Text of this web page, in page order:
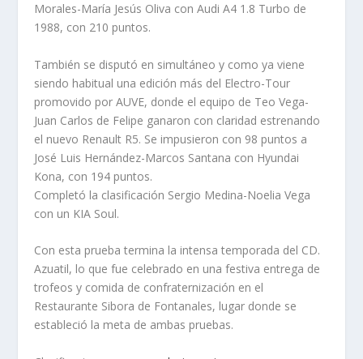
Morales-María Jesús Oliva con Audi A4 1.8 Turbo de
1988, con 210 puntos.
También se disputó en simultáneo y como ya viene
siendo habitual una edición más del Electro-Tour
promovido por AUVE, donde el equipo de Teo Vega-
Juan Carlos de Felipe ganaron con claridad estrenando
el nuevo Renault R5. Se impusieron con 98 puntos a
José Luis Hernández-Marcos Santana con Hyundai
Kona, con 194 puntos.
Completó la clasificación Sergio Medina-Noelia Vega
con un KIA Soul.
Con esta prueba termina la intensa temporada del CD.
Azuatil, lo que fue celebrado en una festiva entrega de
trofeos y comida de confraternización en el
Restaurante Sibora de Fontanales, lugar donde se
estableció la meta de ambas pruebas.